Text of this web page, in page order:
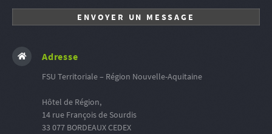
Adresse
FSU Territoriale – Région Nouvelle-Aquitaine
Hôtel de Région,
14 rue François de Sourdis
33 077 BORDEAUX CEDEX